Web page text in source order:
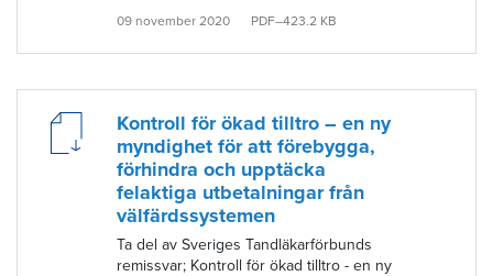
09 november 2020 PDF–423.2 KB
Kontroll för ökad tilltro – en ny
myndighet för att förebygga,
förhindra och upptäcka
felaktiga utbetalningar från
välfärdssystemen
Ta del av Sveriges Tandläkarförbunds
remissvar; Kontroll för ökad tilltro - en ny